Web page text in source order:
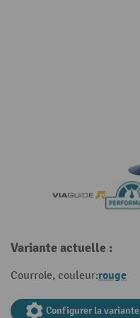
Variante actuelle :
Courroie, couleur:rouge
Configurer la variante